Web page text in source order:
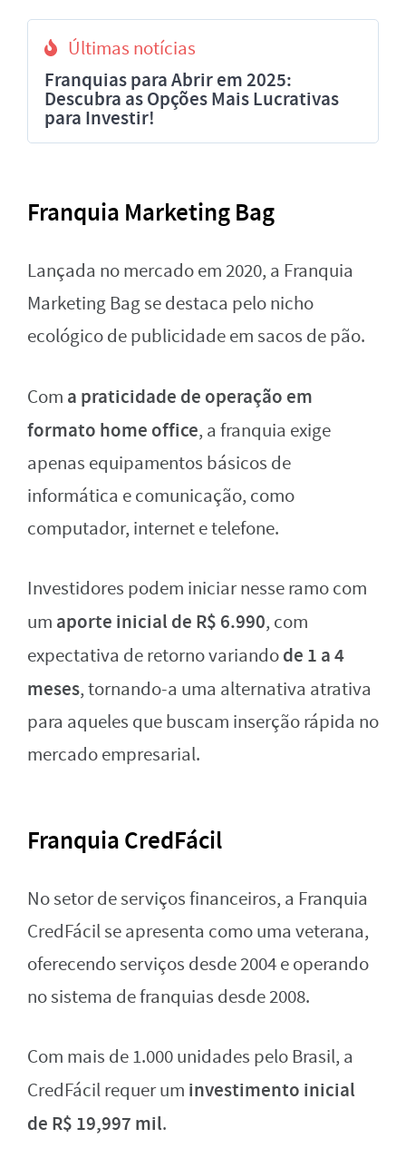
Últimas notícias
Franquias para Abrir em 2025:
Descubra as Opções Mais Lucrativas
para Investir!
Franquia Marketing Bag
Lançada no mercado em 2020, a Franquia
Marketing Bag se destaca pelo nicho
ecológico de publicidade em sacos de pão.
Com a praticidade de operação em
formato home office, a franquia exige
apenas equipamentos básicos de
informática e comunicação, como
computador, internet e telefone.
Investidores podem iniciar nesse ramo com
um aporte inicial de R$ 6.990, com
expectativa de retorno variandode 1 a 4
meses, tornando-a uma alternativa atrativa
para aqueles que buscam inserção rápida no
mercado empresarial.
Franquia CredFácil
No setor de serviços financeiros, a Franquia
CredFácil se apresenta como uma veterana,
oferecendo serviços desde 2004 e operando
no sistema de franquias desde 2008.
Com mais de 1.000 unidades pelo Brasil, a
CredFácil requer um investimento inicial
de R$ 19,997 mil.